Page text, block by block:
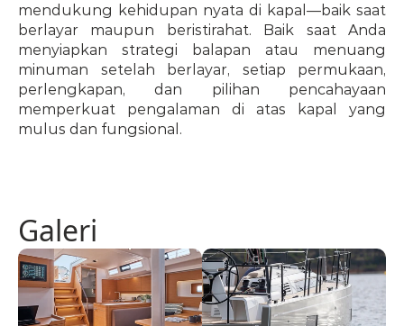
mendukung kehidupan nyata di kapal—baik saat
berlayar maupun beristirahat. Baik saat Anda
menyiapkan strategi balapan atau menuang
minuman setelah berlayar, setiap permukaan,
perlengkapan, dan pilihan pencahayaan
memperkuat pengalaman di atas kapal yang
mulus dan fungsional.
Galeri